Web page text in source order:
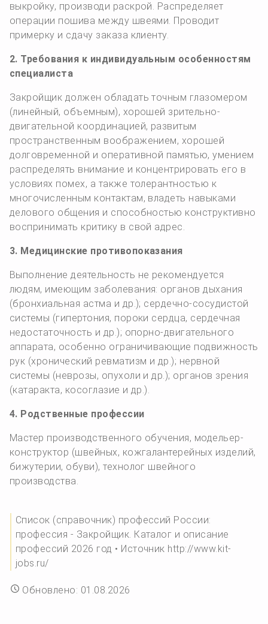
выкройку, производи раскрой. Распределяет
операции пошива между швеями. Проводит
примерку и сдачу заказа клиенту.
2. Требования к индивидуальным особенностям
специалиста
Закройщик должен обладать точным глазомером
(линейный, объемным), хорошей зрительно-
двигательной координацией, развитым
пространственным воображением, хорошей
долговременной и оперативной памятью, умением
распределять внимание и концентрировать его в
условиях помех, а также толерантностью к
многочисленным контактам, владеть навыками
делового общения и способностью конструктивно
воспринимать критику в свой адрес.
3. Медицинские противопоказания
Выполнение деятельность не рекомендуется
людям, имеющим заболевания: органов дыхания
(бронхиальная астма и др.); сердечно-сосудистой
системы (гипертония, пороки сердца, сердечная
недостаточность и др.); опорно-двигательного
аппарата, особенно ограничивающие подвижность
рук (хронический ревматизм и др.); нервной
системы (неврозы, опухоли и др.); органов зрения
(катаракта, косоглазие и др.).
4. Родственные профессии
Мастер производственного обучения, модельер-
конструктор (швейных, кожгалантерейных изделий,
бижутерии, обуви), технолог швейного
производства.
Список (справочник) профессий России:
профессия - Закройщик. Каталог и описание
профессий 2026 год • Источник http://www.kit-
jobs.ru/
Обновлено: 01.08.2026